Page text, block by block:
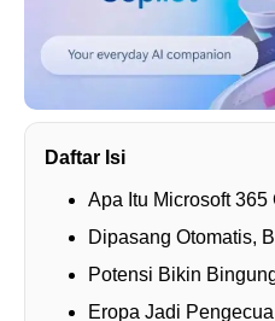
Daftar Isi
Apa Itu Microsoft 365
Dipasang Otomatis,
Potensi Bikin
Eropa Jadi